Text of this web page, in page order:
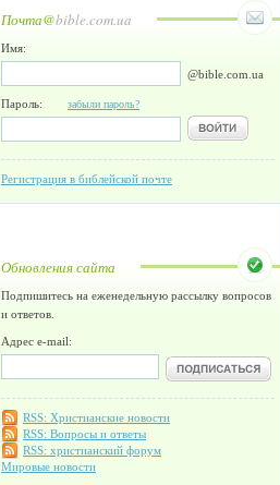
Почта@bible.com.ua
Имя:
@bible.com.ua
Пароль: забыли пароль?
Регистрация в библейской почте
Обновления сайта
Подпишитесь на еженедельную рассылку вопросов
и ответов.
Адрес e-mail:
RSS: Христианские новости
RSS: Вопросы и ответы
RSS: христианский форум
Мировые новости